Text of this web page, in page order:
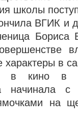
школы
ВГИК и
характеры в
в кино в
начинала
на